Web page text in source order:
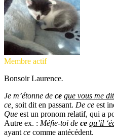
Membre actif
Bonsoir Laurence.
Je m’étonne de ce que vous me
ce, soit dit en passant. De ce est
Que est un pronom relatif, qui a
Autre ex. : Méfie-toi de ce qu’il
ayant ce comme antécédent.